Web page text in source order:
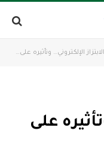
الابتزاز الإلكتروني… وتأثيره على المجتمع؟؟
على